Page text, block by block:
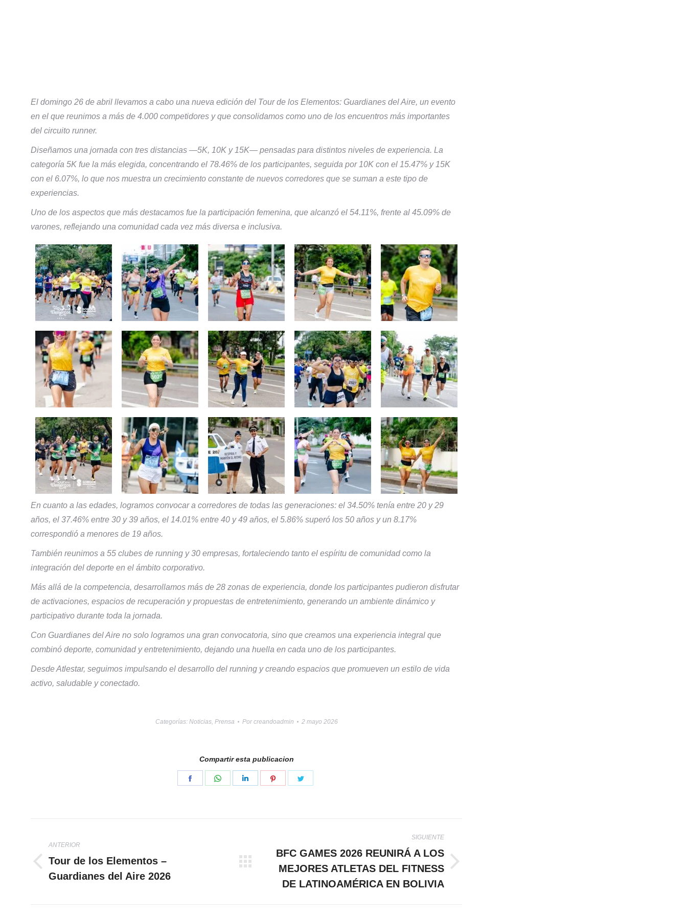
El domingo 26 de abril llevamos a cabo una nueva edición del Tour de los Elementos: Guardianes del Aire, un evento
en el que reunimos a más de 4.000 competidores y que consolidamos como uno de los encuentros más importantes
del circuito runner.
Diseñamos una jornada con tres distancias —5K, 10K y 15K— pensadas para distintos niveles de experiencia. La
categoría 5K fue la más elegida, concentrando el 78.46% de los participantes, seguida por 10K con el 15.47% y 15K
con el 6.07%, lo que nos muestra un crecimiento constante de nuevos corredores que se suman a este tipo de
experiencias.
Uno de los aspectos que más destacamos fue la participación femenina, que alcanzó el 54.11%, frente al 45.09% de
varones, reflejando una comunidad cada vez más diversa e inclusiva.
En cuanto a las edades, logramos convocar a corredores de todas las generaciones: el 34.50% tenía entre 20 y 29
años, el 37.46% entre 30 y 39 años, el 14.01% entre 40 y 49 años, el 5.86% superó los 50 años y un 8.17%
correspondió a menores de 19 años.
También reunimos a 55 clubes de running y 30 empresas, fortaleciendo tanto el espíritu de comunidad como la
integración del deporte en el ámbito corporativo.
Más allá de la competencia, desarrollamos más de 28 zonas de experiencia, donde los participantes pudieron disfrutar
de activaciones, espacios de recuperación y propuestas de entretenimiento, generando un ambiente dinámico y
participativo durante toda la jornada.
Con Guardianes del Aire no solo logramos una gran convocatoria, sino que creamos una experiencia integral que
combinó deporte, comunidad y entretenimiento, dejando una huella en cada uno de los participantes.
Desde Atlestar, seguimos impulsando el desarrollo del running y creando espacios que promueven un estilo de vida
activo, saludable y conectado.
Categorías: Noticias, Prensa Por creandoadmin 2 mayo 2026
Compartir esta publicacion
Share
Share
Share
Share
entre
publicaciones
ANTERIOR
anterior:
Tour de los Elementos –
Guardianes del Aire 2026
SIGUIENTE
Publicación
siguiente:
BFC GAMES 2026 REUNIRÁ A LOS
MEJORES ATLETAS DEL FITNESS
DE LATINOAMÉRICA EN BOLIVIA